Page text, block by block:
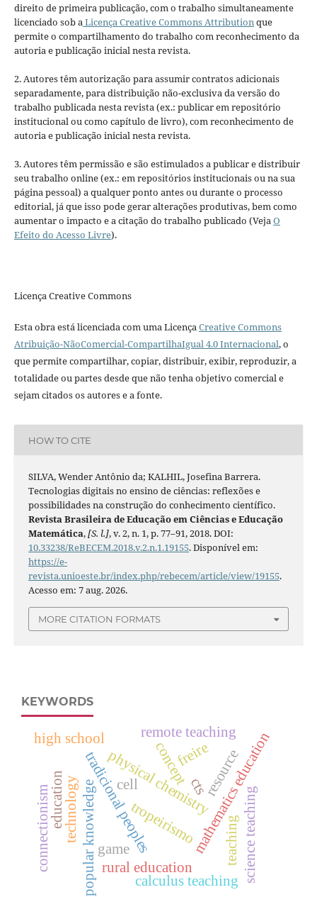
direito de primeira publicação, com o trabalho simultaneamente
licenciado sob aLicença Creative Commons Attributionque
permite o compartilhamento do trabalho com reconhecimento da
autoria e publicação inicial nesta revista.
2. Autores têm autorização para assumir contratos adicionais
separadamente, para distribuição não-exclusiva da versão do
trabalho publicada nesta revista (ex.: publicar em repositório
institucional ou como capítulo de livro), com reconhecimento de
autoria e publicação inicial nesta revista.
3. Autores têm permissão e são estimulados a publicar e distribuir
seu trabalho online (ex.: em repositórios institucionais ou na sua
página pessoal) a qualquer ponto antes ou durante o processo
editorial, já que isso pode gerar alterações produtivas, bem como
aumentar o impacto e a citação do trabalho publicado (VejaO
Efeito do Acesso Livre).
Licença Creative Commons
Esta obra está licenciada com uma LicençaCreative Commons
Atribuição-NãoComercial-CompartilhaIgual 4.0 Internacional, o
que permite compartilhar, copiar, distribuir, exibir, reproduzir, a
totalidade ou partes desde que não tenha objetivo comercial e
sejam citados os autores e a fonte.
HOW TO CITE
SILVA, Wender Antônio da; KALHIL, Josefina Barrera.
Tecnologias digitais no ensino de ciências: reflexões e
possibilidades na construção do conhecimento científico.
Revista Brasileira de Educação em Ciências e Educação
Matemática,[S. l.], v. 2, n. 1, p. 77–91, 2018. DOI:
10.33238/ReBECEM.2018.v.2.n.1.19155. Disponível em:
https://e-
revista.unioeste.br/index.php/rebecem/article/view/19155.
Acesso em: 7 aug. 2026.
MORE CITATION FORMATS
KEYWORDS
popular knowledge
tradicional peoplestropeirismo
rural education
mathematics education
calculus teaching
teaching
physical chemistry
concept
game
high school
cell resource
technology
education science teaching
remote teaching
connectionism cts
freire